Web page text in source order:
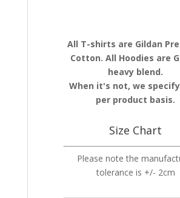
All T-shirts are Gildan
Cotton. All Hoodies are
heavy blend.
When it's not, we
per product basis.
Size Chart
Please note the
tolerance is +/- 2cm